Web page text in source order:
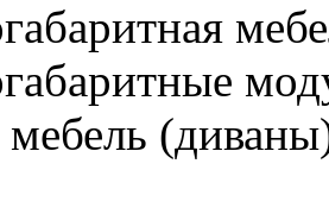
мебель